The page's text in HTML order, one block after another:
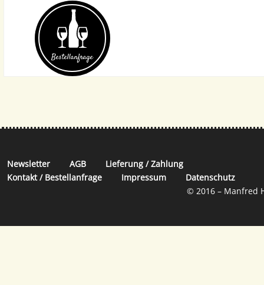
Bestell­anfrage
Newsletter AGB
Lieferung / Zahlung
Kontakt / Bestellanfrage
Impressum
Datenschutz
© 2016 – Manfred